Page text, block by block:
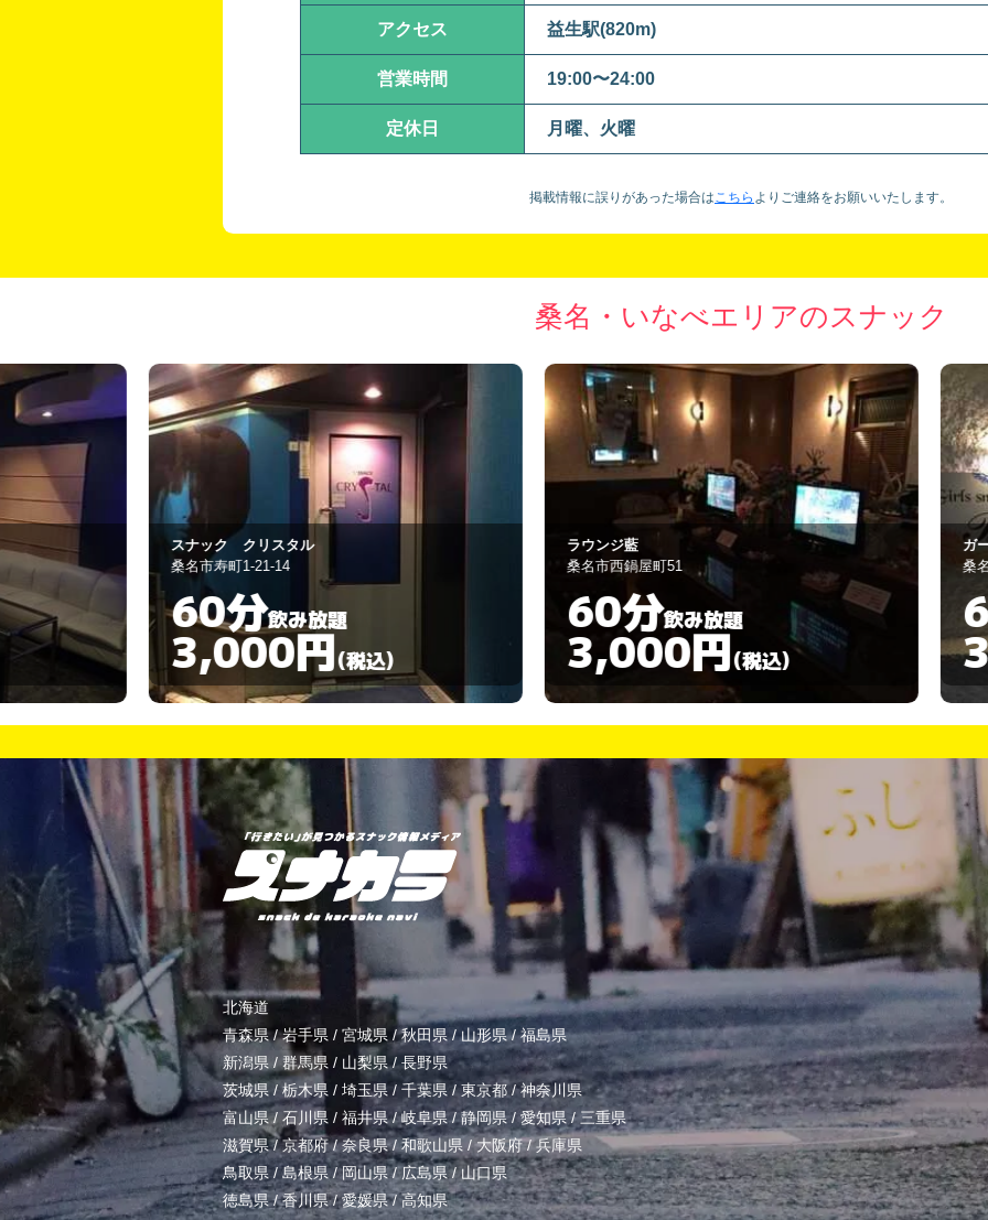
アクセス 益生駅(820m)
営業時間 19:00〜24:00
定休日 月曜、火曜
掲載情報に誤りがあった場合はこちら より ご連絡をお願いいたします。
桑名・いなべエリアのスナック
ラウンジ藍
桑名市西鍋屋町51
60分飲み放題
3,000円(税込)
ガールズスナック ベティ
桑名市寿町1-21-27
60分飲み放題
3,000円(税込)
北海道
青森県/岩手県 / 宮城県 /秋田県 /山形県/福島県
新潟県 / 群馬県 / 山梨県/長野県
茨城県 / 栃木県 / 埼玉県/ 千葉県 /東京都/神奈川県
富山県/ 石川県 / 福井県/岐阜県/静岡県/ 愛知県 / 三重県
滋賀県/京都府/奈良県/和歌山県 /大阪府/兵庫県
鳥取県/島根県/岡山県/広島県/山口県
徳島県/香川県/愛媛県/高知県